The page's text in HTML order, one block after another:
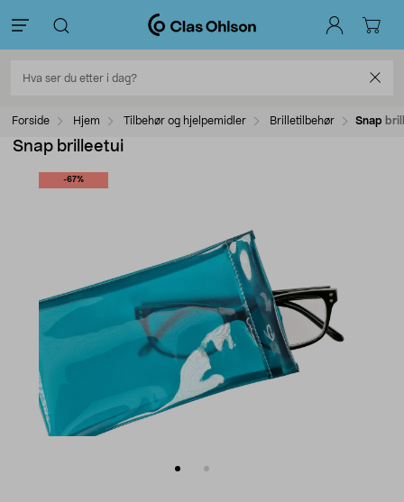
Forside Hjem Tilbehør og hjelpemidler Brilletilbehør Snap
Snap brilleetui
-67%